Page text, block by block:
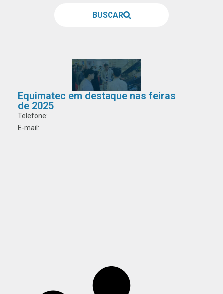
BUSCAR
Equimatec em destaque nas feiras
de 2025
Telefone:
E-mail: